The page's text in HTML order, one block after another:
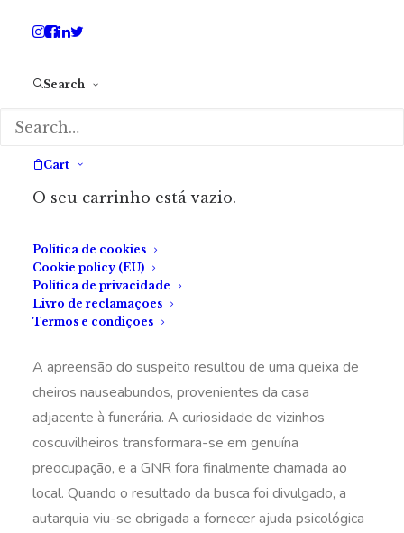
Search
Cart
O seu carrinho está vazio.
Política de cookies
Cookie policy (EU)
Política de privacidade
Livro de reclamações
Termos e condições
de cabelos encaracolados, teriam trazido mais vida e
pátio».
*
O texto acima é um excerto da análise psicológica do
suspeito, Roberto de Almeida, e da percepção que
tem de si próprio. A verdade concluiu-se ser apenas
os cinquenta anos do negócio.
A apreensão do suspeito resultou de uma queixa de
cheiros nauseabundos, provenientes da casa
adjacente à funerária. A curiosidade de vizinhos
coscuvilheiros transformara-se em genuína
preocupação, e a GNR fora finalmente chamada ao
local. Quando o resultado da busca foi divulgado, a
autarquia viu-se obrigada a fornecer ajuda psicológica